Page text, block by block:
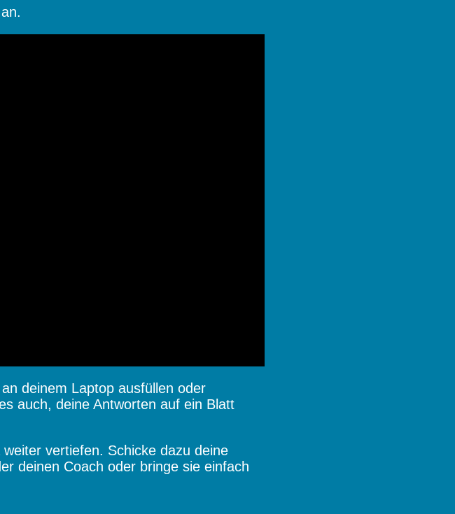
an.
deinem Laptop ausfüllen oder
auch, deine Antworten auf ein Blatt
vertiefen. Schicke dazu deine
deinen Coach oder bringe sie einfach